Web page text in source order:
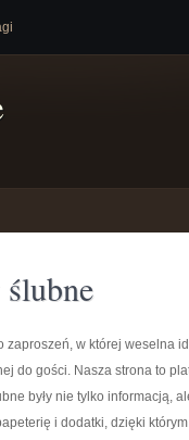
zaproszeń, w której weselna
do gości. Nasza strona to
były nie tylko informacją,
i dodatki, dzięki